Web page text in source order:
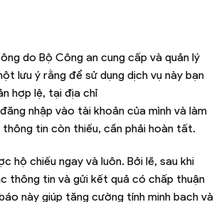
do Bộ Công an cung cấp và quản lý
lưu ý rằng để sử dụng dịch vụ này bạn
hợp lệ, tại địa chỉ
nhập vào tài khoản của mình và làm
tin còn thiếu, cần phải hoàn tất.
hộ chiếu ngay và luôn. Bởi lẽ, sau khi
thông tin và gửi kết quả có chấp thuận
này giúp tăng cường tính minh bạch và